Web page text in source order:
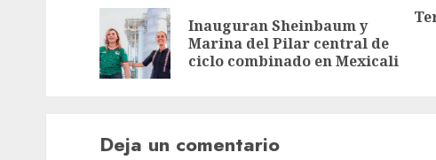
Inauguran Sheinbaum y
Marina del Pilar central de
ciclo combinado en Mexicali
Deja un comentario